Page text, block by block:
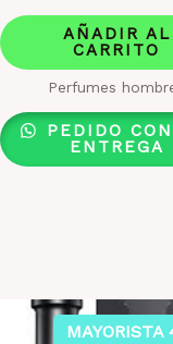
AÑADIR AL
CARRITO
Perfumes
PEDIDO
ENTREGA
MAYORISTA